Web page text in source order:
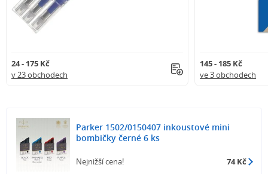
24 - 175 Kč
v 23 obchodech
145 - 185 Kč
ve 3 obchodech
Parker 1502/0150407 inkoustové mini
bombičky černé 6 ks
Nejnižší cena! 74 Kč